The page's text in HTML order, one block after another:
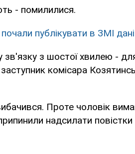
- помилилися.
публікувати в ЗМІ дані
з шостої хвилею -
заступник комісара
Проте чоловік
надсилати